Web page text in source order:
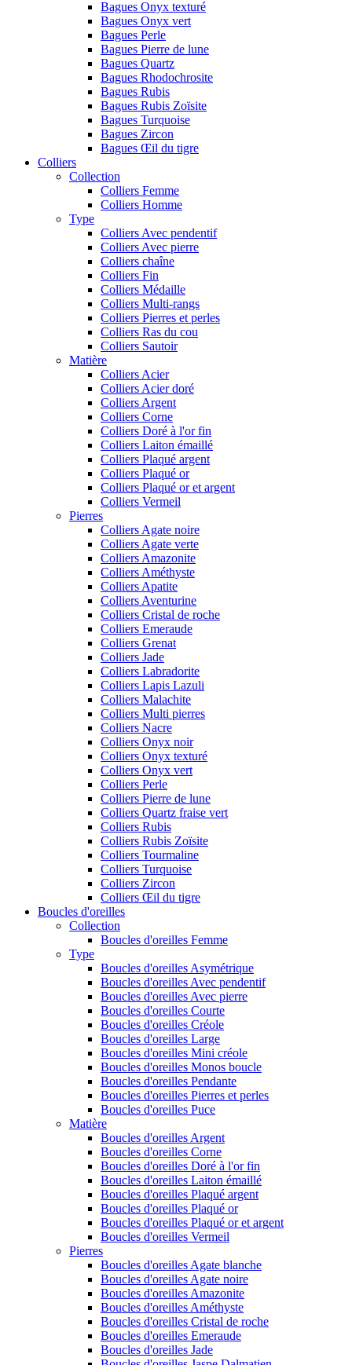
Bagues Onyx texturé
Bagues Onyx vert
Bagues Perle
Bagues Pierre de lune
Bagues Quartz
Bagues Rhodochrosite
Bagues Rubis
Bagues Rubis Zoïsite
Bagues Turquoise
Bagues Zircon
Bagues Œil du tigre
Colliers
Collection
Colliers Femme
Colliers Homme
Type
Colliers Avec pendentif
Colliers Avec pierre
Colliers chaîne
Colliers Fin
Colliers Médaille
Colliers Multi-rangs
Colliers Pierres et perles
Colliers Ras du cou
Colliers Sautoir
Matière
Colliers Acier
Colliers Acier doré
Colliers Argent
Colliers Corne
Colliers Doré à l'or fin
Colliers Laiton émaillé
Colliers Plaqué argent
Colliers Plaqué or
Colliers Plaqué or et argent
Colliers Vermeil
Pierres
Colliers Agate noire
Colliers Agate verte
Colliers Amazonite
Colliers Améthyste
Colliers Apatite
Colliers Aventurine
Colliers Cristal de roche
Colliers Emeraude
Colliers Grenat
Colliers Jade
Colliers Labradorite
Colliers Lapis Lazuli
Colliers Malachite
Colliers Multi pierres
Colliers Nacre
Colliers Onyx noir
Colliers Onyx texturé
Colliers Onyx vert
Colliers Perle
Colliers Pierre de lune
Colliers Quartz fraise vert
Colliers Rubis
Colliers Rubis Zoïsite
Colliers Tourmaline
Colliers Turquoise
Colliers Zircon
Colliers Œil du tigre
Boucles d'oreilles
Collection
Boucles d'oreilles Femme
Type
Boucles d'oreilles Asymétrique
Boucles d'oreilles Avec pendentif
Boucles d'oreilles Avec pierre
Boucles d'oreilles Courte
Boucles d'oreilles Créole
Boucles d'oreilles Large
Boucles d'oreilles Mini créole
Boucles d'oreilles Monos boucle
Boucles d'oreilles Pendante
Boucles d'oreilles Pierres et perles
Boucles d'oreilles Puce
Matière
Boucles d'oreilles Argent
Boucles d'oreilles Corne
Boucles d'oreilles Doré à l'or fin
Boucles d'oreilles Laiton émaillé
Boucles d'oreilles Plaqué argent
Boucles d'oreilles Plaqué or
Boucles d'oreilles Plaqué or et argent
Boucles d'oreilles Vermeil
Pierres
Boucles d'oreilles Agate blanche
Boucles d'oreilles Agate noire
Boucles d'oreilles Amazonite
Boucles d'oreilles Améthyste
Boucles d'oreilles Cristal de roche
Boucles d'oreilles Emeraude
Boucles d'oreilles Jade